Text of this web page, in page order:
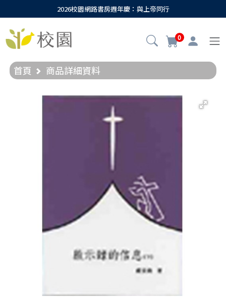
2026校園網路書房週年慶：與上帝同行
0
首頁 商品詳細資料